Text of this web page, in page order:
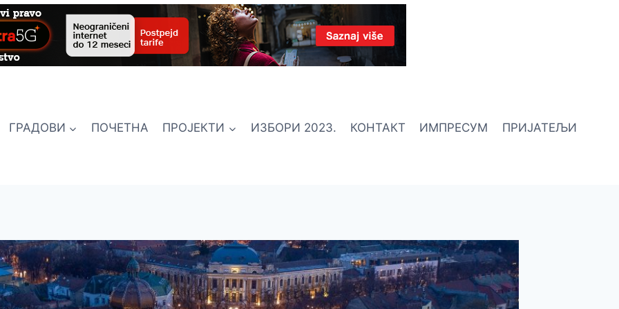
ГРАДОВИ ПОЧЕТНА ПРОЈЕКТИ ИЗБОРИ 2023. КОНТАКТ ИМПРЕСУМ ПРИЈАТЕЉИ